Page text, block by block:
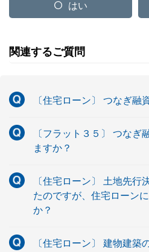
はい
関連するご質問
〔住宅ローン〕 つなぎ融
〔フラット３５〕 つなぎ
ますか？
〔住宅ローン〕 土地先行
たのですが、住宅ローン
か？
〔住宅ローン〕 建物建築